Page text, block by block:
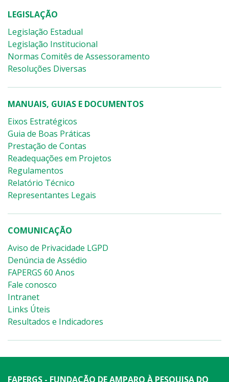
LEGISLAÇÃO
Legislação Estadual
Legislação Institucional
Normas Comitês de Assessoramento
Resoluções Diversas
MANUAIS, GUIAS E DOCUMENTOS
Eixos Estratégicos
Guia de Boas Práticas
Prestação de Contas
Readequações em Projetos
Regulamentos
Relatório Técnico
Representantes Legais
COMUNICAÇÃO
Aviso de Privacidade LGPD
Denúncia de Assédio
FAPERGS 60 Anos
Fale conosco
Intranet
Links Úteis
Resultados e Indicadores
FAPERGS - FUNDAÇÃO DE AMPARO À PESQUISA DO